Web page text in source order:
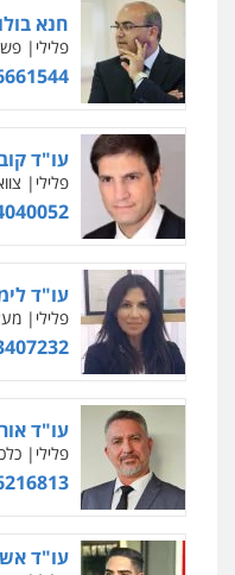
רעות
פלילי
וחקירות
עו"ד
פלילי
עו"ד
פלילי
עו"ד
תעבורה